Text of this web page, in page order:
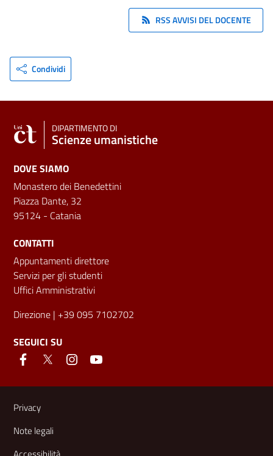
RSS AVVISI DEL DOCENTE
Condividi
DIPARTIMENTO DI
Scienze umanistiche
DOVE SIAMO
Monastero dei Benedettini
Piazza Dante, 32
95124 - Catania
CONTATTI
Appuntamenti direttore
Servizi per gli studenti
Uffici Amministrativi
Direzione | +39 095 7102702
SEGUICI SU
Link e informazioni utili
Privacy
Note legali